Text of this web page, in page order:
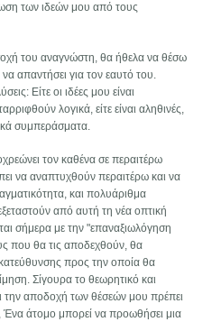
των ιδεών μου από τους
του αναγνώστη, θα ήθελα να θέσω
απαντήσει για τον εαυτό του.
Είτε οι ιδέες μου είναι
λογικά, είτε είναι αληθινές,
συμπεράσματα.
τον καθένα σε περαιτέρω
να αναπτυχθούν περαιτέρω και να
και πολυάριθμα
από αυτή τη νέα οπτική
σήμερα με την "επαναξιωλόγηση
που θα τις αποδεχθούν, θα
προς την οποία θα
Σίγουρα το θεωρητικό και
την αποδοχή των θέσεών μου πρέπει
Ένα άτομο μπορεί να προωθήσει μια